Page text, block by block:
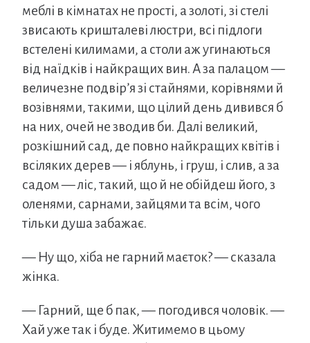
меблі в кімнатах не прості, а золоті, зі стелі
звисають кришталеві люстри, всі підлоги
встелені килимами, а столи аж угинаються
від наїдків і найкращих вин. А за палацом —
величезне подвір’я зі стайнями, корівнями й
возівнями, такими, що цілий день дивився б
на них, очей не зводив би. Далі великий,
розкішний сад, де повно найкращих квітів і
всіляких дерев — і яблунь, і груш, і слив, а за
садом — ліс, такий, що й не обійдеш його, з
оленями, сарнами, зайцями та всім, чого
тільки душа забажає.
— Ну що, хіба не гарний маєток? — сказала
жінка.
— Гарний, ще б пак, — погодився чоловік. —
Хай уже так і буде. Житимемо в цьому